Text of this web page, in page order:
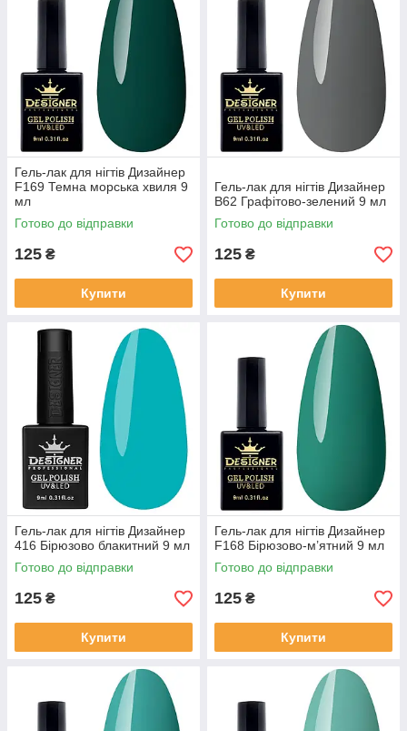
Гель-лак для нігтів Дизайнер
F169 Темна морська хвиля 9
мл
Готово до відправки
125 ₴
Купити
Гель-лак для нігтів Дизайнер
B62 Графітово-зелений 9 мл
Готово до відправки
125 ₴
Купити
Гель-лак для нігтів Дизайнер
416 Бірюзово блакитний 9 мл
Готово до відправки
125 ₴
Купити
Гель-лак для нігтів Дизайнер
F168 Бірюзово-м’ятний 9 мл
Готово до відправки
125 ₴
Купити